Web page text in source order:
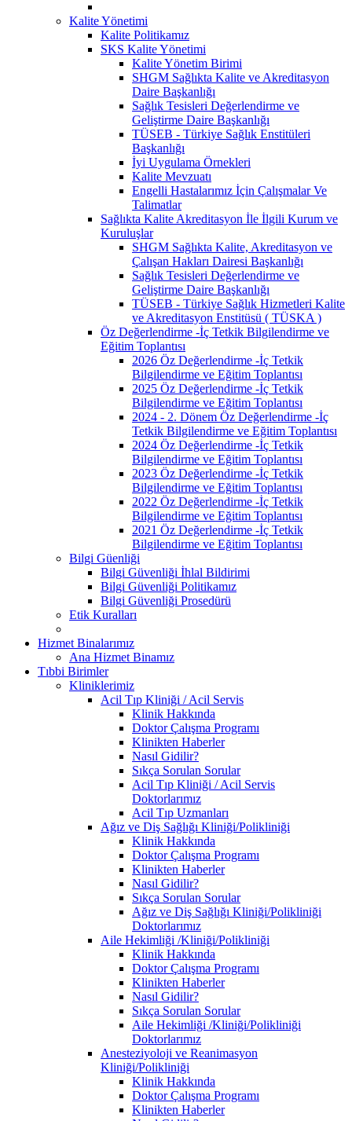
Kalite Yönetimi
Kalite Politikamız
SKS Kalite Yönetimi
Kalite Yönetim Birimi
SHGM Sağlıkta Kalite ve Akreditasyon
Daire Başkanlığı
Sağlık Tesisleri Değerlendirme ve
Geliştirme Daire Başkanlığı
TÜSEB - Türkiye Sağlık Enstitüleri
Başkanlığı
İyi Uygulama Örnekleri
Kalite Mevzuatı
Engelli Hastalarımız İçin Çalışmalar Ve
Talimatlar
Sağlıkta Kalite Akreditasyon İle İlgili Kurum ve
Kuruluşlar
SHGM Sağlıkta Kalite, Akreditasyon ve
Çalışan Hakları Dairesi Başkanlığı
Sağlık Tesisleri Değerlendirme ve
Geliştirme Daire Başkanlığı
TÜSEB - Türkiye Sağlık Hizmetleri Kalite
ve Akreditasyon Enstitüsü ( TÜSKA )
Öz Değerlendirme -İç Tetkik Bilgilendirme ve
Eğitim Toplantısı
2026 Öz Değerlendirme -İç Tetkik
Bilgilendirme ve Eğitim Toplantısı
2025 Öz Değerlendirme -İç Tetkik
Bilgilendirme ve Eğitim Toplantısı
2024 - 2. Dönem Öz Değerlendirme -İç
Tetkik Bilgilendirme ve Eğitim Toplantısı
2024 Öz Değerlendirme -İç Tetkik
Bilgilendirme ve Eğitim Toplantısı
2023 Öz Değerlendirme -İç Tetkik
Bilgilendirme ve Eğitim Toplantısı
2022 Öz Değerlendirme -İç Tetkik
Bilgilendirme ve Eğitim Toplantısı
2021 Öz Değerlendirme -İç Tetkik
Bilgilendirme ve Eğitim Toplantısı
Bilgi Güenliği
Bilgi Güvenliği İhlal Bildirimi
Bilgi Güvenliği Politikamız
Bilgi Güvenliği Prosedürü
Etik Kuralları
Hizmet Binalarımız
Ana Hizmet Binamız
Tıbbi Birimler
Kliniklerimiz
Acil Tıp Kliniği / Acil Servis
Klinik Hakkında
Doktor Çalışma Programı
Klinikten Haberler
Nasıl Gidilir?
Sıkça Sorulan Sorular
Acil Tıp Kliniği / Acil Servis
Doktorlarımız
Acil Tıp Uzmanları
Ağız ve Diş Sağlığı Kliniği/Polikliniği
Klinik Hakkında
Doktor Çalışma Programı
Klinikten Haberler
Nasıl Gidilir?
Sıkça Sorulan Sorular
Ağız ve Diş Sağlığı Kliniği/Polikliniği
Doktorlarımız
Aile Hekimliği /Kliniği/Polikliniği
Klinik Hakkında
Doktor Çalışma Programı
Klinikten Haberler
Nasıl Gidilir?
Sıkça Sorulan Sorular
Aile Hekimliği /Kliniği/Polikliniği
Doktorlarımız
Anesteziyoloji ve Reanimasyon
Kliniği/Polikliniği
Klinik Hakkında
Doktor Çalışma Programı
Klinikten Haberler